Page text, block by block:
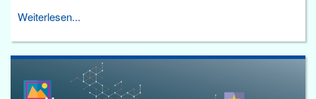
Weiterlesen...